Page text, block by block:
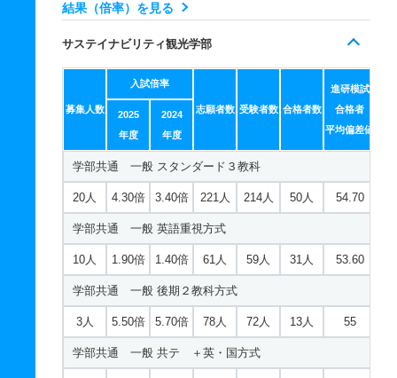
35人 1.40倍 1.40倍 32人 32人 23人 59.80
学部共通 一般 ニ 後期型３教科型
2倍 6.50倍
学部共通 一般 ニ 後期型５科目型
1倍 3倍
学部共通 一般 ニ ＋面接方式
2人 3倍 2倍 4人 3人 1人 －
結果（倍率）を見る
サステイナビリティ観光学部
募集人数
入試倍率
志願者数 受験者数 合格者数
進研模試
合格者
平均偏差値
2025
年度
2024
年度
学部共通 一般 スタンダード３教科
20人 4.30倍 3.40倍 221人 214人 50人 54.70
学部共通 一般 英語重視方式
10人 1.90倍 1.40倍 61人 59人 31人 53.60
学部共通 一般 後期２教科方式
3人 5.50倍 5.70倍 78人 72人 13人 55
学部共通 一般 共テ ＋英・国方式